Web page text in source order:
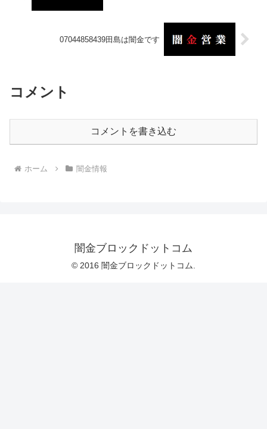
07044858439田島は闇金です
コメント
コメントを書き込む
ホーム 闇金情報
闇金ブロックドットコム
© 2016 闇金ブロックドットコム.